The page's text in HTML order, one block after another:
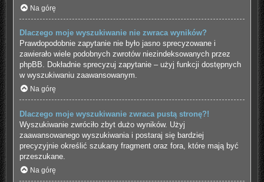
Na górę
Dlaczego moje wyszukiwanie nie zwraca wyników?
Prawdopodobnie zapytanie nie było jasno sprecyzowane i
zawierało wiele podobnych zwrotów niezindeksowanych przez
phpBB. Dokładnie sprecyzuj zapytanie – użyj funkcji dostępnych
w wyszukiwaniu zaawansowanym.
Na górę
Dlaczego moje wyszukiwanie zwraca pustą stronę?!
Wyszukiwanie zwróciło zbyt dużo wyników. Użyj
zaawansowanego wyszukiwania i postaraj się bardziej
precyzyjnie określić szukany fragment oraz fora, które mają być
przeszukane.
Na górę